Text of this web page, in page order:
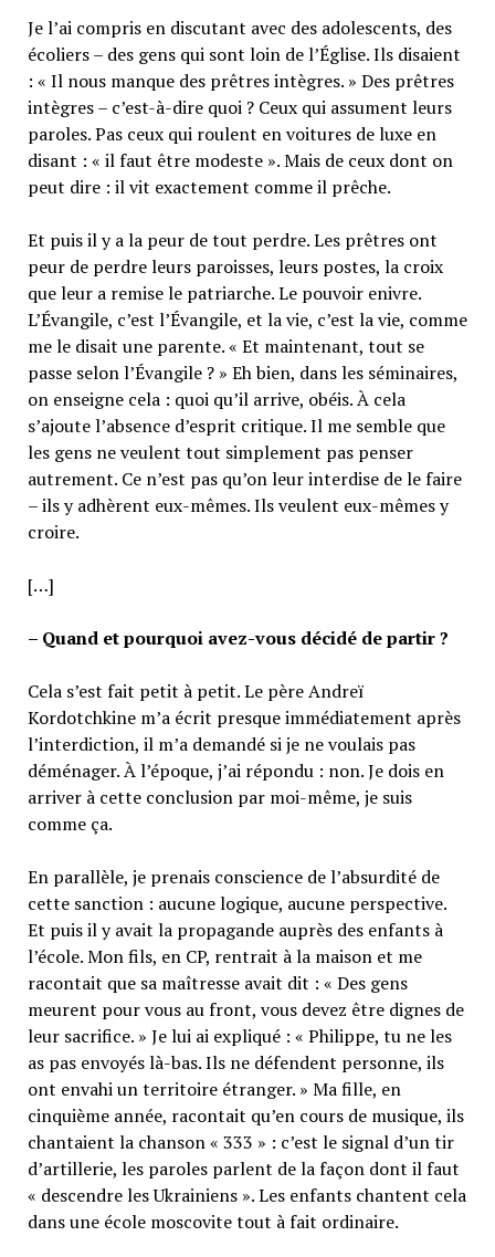
Je l’ai compris en discutant avec des adolescents, des
écoliers – des gens qui sont loin de l’Église. Ils disaient
: « Il nous manque des prêtres intègres. » Des prêtres
intègres – c’est-à-dire quoi ? Ceux qui assument leurs
paroles. Pas ceux qui roulent en voitures de luxe en
disant : « il faut être modeste ». Mais de ceux dont on
peut dire : il vit exactement comme il prêche.
Et puis il y a la peur de tout perdre. Les prêtres ont
peur de perdre leurs paroisses, leurs postes, la croix
que leur a remise le patriarche. Le pouvoir enivre.
L’Évangile, c’est l’Évangile, et la vie, c’est la vie, comme
me le disait une parente. « Et maintenant, tout se
passe selon l’Évangile ? » Eh bien, dans les séminaires,
on enseigne cela : quoi qu’il arrive, obéis. À cela
s’ajoute l’absence d’esprit critique. Il me semble que
les gens ne veulent tout simplement pas penser
autrement. Ce n’est pas qu’on leur interdise de le faire
– ils y adhèrent eux-mêmes. Ils veulent eux-mêmes y
croire.
[…]
– Quand et pourquoi avez-vous décidé de partir ?
Cela s’est fait petit à petit. Le père Andreï
Kordotchkine m’a écrit presque immédiatement après
l’interdiction, il m’a demandé si je ne voulais pas
déménager. À l’époque, j’ai répondu : non. Je dois en
arriver à cette conclusion par moi-même, je suis
comme ça.
En parallèle, je prenais conscience de l’absurdité de
cette sanction : aucune logique, aucune perspective.
Et puis il y avait la propagande auprès des enfants à
l’école. Mon fils, en CP, rentrait à la maison et me
racontait que sa maîtresse avait dit : « Des gens
meurent pour vous au front, vous devez être dignes de
leur sacrifice. » Je lui ai expliqué : « Philippe, tu ne les
as pas envoyés là-bas. Ils ne défendent personne, ils
ont envahi un territoire étranger. » Ma fille, en
cinquième année, racontait qu’en cours de musique, ils
chantaient la chanson « 333 » : c’est le signal d’un tir
d’artillerie, les paroles parlent de la façon dont il faut
« descendre les Ukrainiens ». Les enfants chantent cela
dans une école moscovite tout à fait ordinaire.